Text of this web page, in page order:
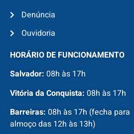
Denúncia
Ouvidoria
HORÁRIO DE FUNCIONAMENTO
Salvador: 08h às 17h
Vitória da Conquista: 08h às 17h
Barreiras: 08h às 17h (fecha para
almoço das 12h às 13h)